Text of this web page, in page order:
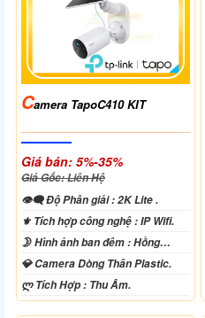
CAmera TapoC410 KIT
Giá bán: 5%-35%
Giá Gốc: Liên Hệ
👁️‍🗨 Độ Phân giải :2K Lite .
⚜️ Tích hợp công nghệ :IP Wifi.
🌛 Hình ảnh ban đêm :Hồng
Ngoại 10m Có Màu Ban Ðêm.
💎 Camera DòngThân Plastic.
️ლ Tích Hợp : Thu Âm.